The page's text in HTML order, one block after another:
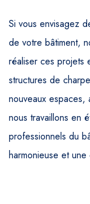
Si vous envisagez
de votre bâtiment,
réaliser ces projets
structures de
nouveaux espaces,
nous travaillons en
professionnels du
harmonieuse et